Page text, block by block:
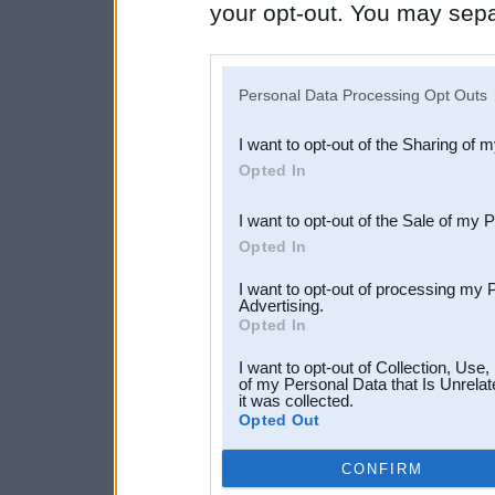
your opt-out. You may
Downstream Participants
third parties.
Personal Data Processing Opt Outs
I want to opt-out of the Sharing of
Opted In
I want to opt-out of the Sale of my
Opted In
I want to opt-out of processing my
Advertising.
Opted In
I want to opt-out of Collection,
of my Personal Data that Is
it was collected.
Opted Out
CONFIRM